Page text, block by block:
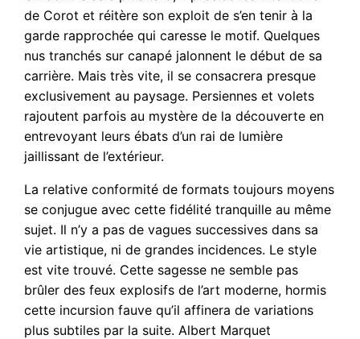
de Corot et réitère son exploit de s’en tenir à la
garde rapprochée qui caresse le motif. Quelques
nus tranchés sur canapé jalonnent le début de sa
carrière. Mais très vite, il se consacrera presque
exclusivement au paysage. Persiennes et volets
rajoutent parfois au mystère de la découverte en
entrevoyant leurs ébats d’un rai de lumière
jaillissant de l’extérieur.
La relative conformité de formats toujours moyens
se conjugue avec cette fidélité tranquille au même
sujet. Il n’y a pas de vagues successives dans sa
vie artistique, ni de grandes incidences. Le style
est vite trouvé. Cette sagesse ne semble pas
brûler des feux explosifs de l’art moderne, hormis
cette incursion fauve qu’il affinera de variations
plus subtiles par la suite. Albert Marquet